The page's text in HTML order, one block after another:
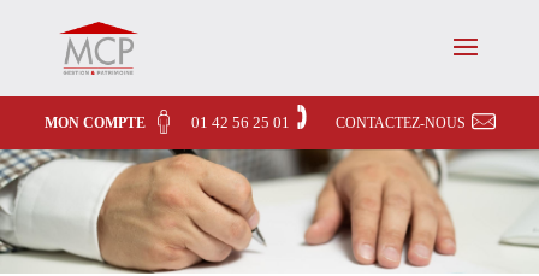
MON COMPTE 01 42 56 25 01 CONTACTEZ-NOUS